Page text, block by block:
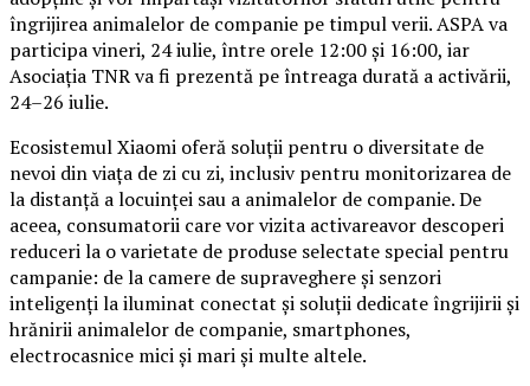
îngrijirea animalelor de companie pe timpul verii. ASPA va
participa vineri, 24 iulie, între orele 12:00 și 16:00, iar
Asociația TNR va fi prezentă pe întreaga durată a activării,
24–26 iulie.
Ecosistemul Xiaomi oferă soluții pentru o diversitate de
nevoi din viața de zi cu zi, inclusiv pentru monitorizarea de
la distanță a locuinței sau a animalelor de companie. De
aceea, consumatorii care vor vizita activareavor descoperi
reduceri la o varietate de produse selectate special pentru
campanie: de la camere de supraveghere și senzori
inteligenți la iluminat conectat și soluții dedicate îngrijirii și
hrănirii animalelor de companie, smartphones,
electrocasnice mici și mari și multe altele.